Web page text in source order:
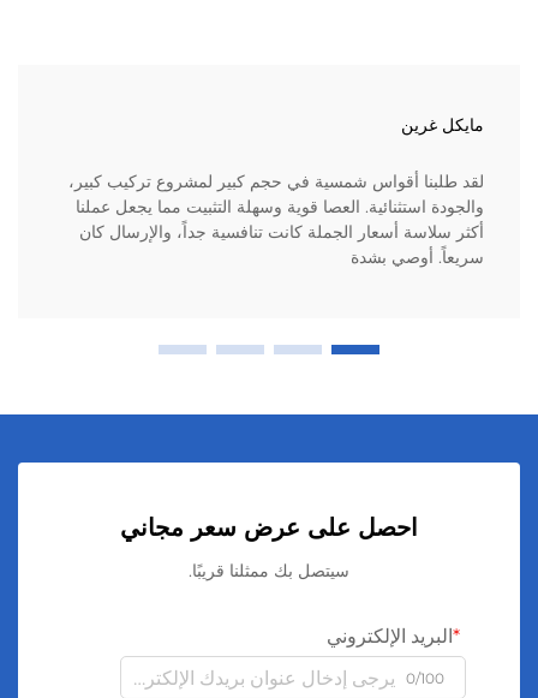
مايكل غرين
لقد طلبنا أقواس شمسية في حجم كبير لمشروع تركيب كبير،
والجودة استثنائية. العصا قوية وسهلة التثبيت مما يجعل عملنا
أكثر سلاسة أسعار الجملة كانت تنافسية جداً، والإرسال كان
سريعاً. أوصي بشدة
احصل على عرض سعر مجاني
سيتصل بك ممثلنا قريبًا.
البريد الإلكتروني
0/100